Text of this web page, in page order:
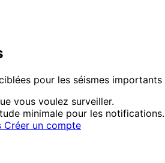
pour les séismes
vous voulez surveiller.
minimale pour les notifications.
Créer un compte